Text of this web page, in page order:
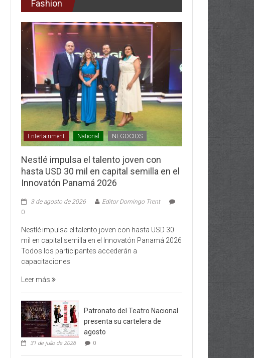
Fashion
Entertainment National NEGOCIOS
Nestlé impulsa el talento joven con
hasta USD 30 mil en capital semilla en el
Innovatón Panamá 2026
3 de agosto de 2026
Editor Domingo Trent
0
Nestlé impulsa el talento joven con hasta USD 30
mil en capital semilla en el Innovatón Panamá 2026
Todos los participantes accederán a
capacitaciones
Leer más
Patronato del Teatro Nacional
presenta su cartelera de
agosto
31 de julio de 2026 0